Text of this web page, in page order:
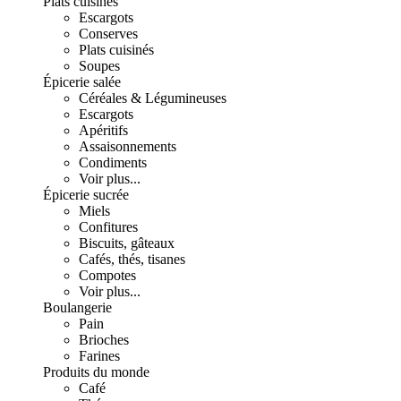
Escargots
Conserves
Plats cuisinés
Soupes
Épicerie salée
Céréales & Légumineuses
Escargots
Apéritifs
Assaisonnements
Condiments
Voir plus...
Épicerie sucrée
Miels
Confitures
Biscuits, gâteaux
Cafés, thés, tisanes
Compotes
Voir plus...
Boulangerie
Pain
Brioches
Farines
Produits du monde
Café